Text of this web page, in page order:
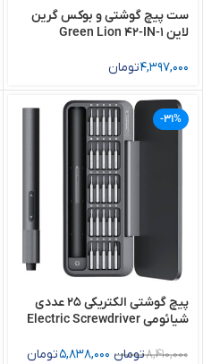
ست پیچ گوشتی و بوکس گرین
لاین Green Lion 42-IN-1
4,397,000تومان
-31%
پیچ گوشتی الکتریکی 25 عددی
شیائومی Electric Screwdriver
8,410,000تومان 5,838,000تومان